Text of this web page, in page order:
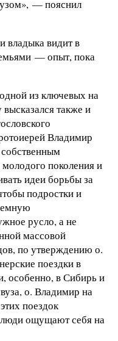
— пояснил
владыка видит в
— опыт, пока
из ключевых на
также и
Владимир
поколения и
идеи борьбы за
подростки и
русло, а не
массовой
по утверждению о.
поездки в
особенно, в Сибирь и
о. Владимир на
поездок
люди ощущают себя на